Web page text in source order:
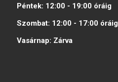
Péntek: 12:00 - 19:00 óráig
Szombat: 12:00 - 17:00 óráig
Vasárnap: Zárva